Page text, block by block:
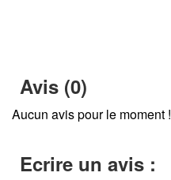
Avis (0)
Aucun avis pour le moment !
Ecrire un avis :